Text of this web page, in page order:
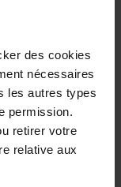
des cookies
nécessaires
les autres types
permission.
retirer votre
relative aux